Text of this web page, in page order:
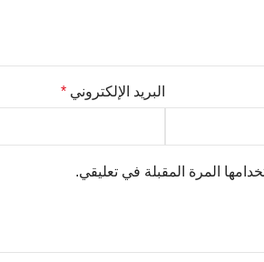
البريد الإلكتروني *
المرة المقبلة في تعليقي.